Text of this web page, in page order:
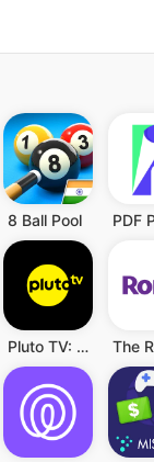
8 Ball Pool
Pluto TV: Watch Free Movies/TV